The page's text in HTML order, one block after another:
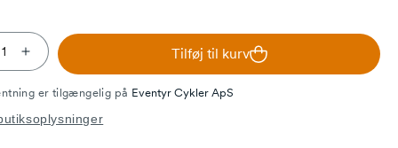
antallet for Sideplade sæt til klods-hans plus
Øg antallet for Sideplade sæt til klods-hans plus
Tilføj til kurv
er tilgængelig på Eventyr Cykler ApS